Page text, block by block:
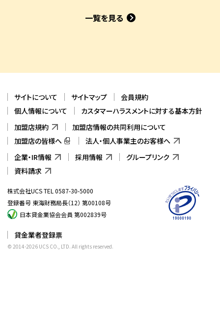
一覧を見る
サイトについて サイトマップ
会員規約
個人情報について
カスタマーハラスメントに対する基本方針
加盟店規約
加盟店情報の共同利用について
加盟店の皆様へ
法人・個人事業主のお客様へ
企業・IR情報
採用情報
グループリンク
資料請求
株式会社UCS TEL 0587-30-5000
登録番号 東海財務局長（12） 第00108号
日本貸金業協会会員 第002839号
貸金業者登録票
© 2014-2026 UCS CO., LTD. All rights reserved.